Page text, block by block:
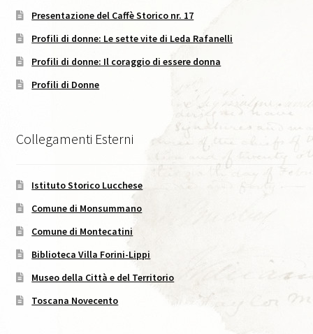
Caffè Storico, XVIII, 2025
Codice Etico di Pubblicazione
Area C. Lorenzini
Eventi
Eventi in Corso
Eventi passati
I Numeri della Rivista
Presentazione del Caffè Storico nr. 17
Profili di donne: Le sette vite di Leda Rafanelli
Profili di donne: Il coraggio di essere donna
Profili di Donne
Collegamenti Esterni
Istituto Storico Lucchese
Comune di Monsummano
Comune di Montecatini
Biblioteca Villa Forini-Lippi
Museo della Città e del Territorio
Toscana Novecento